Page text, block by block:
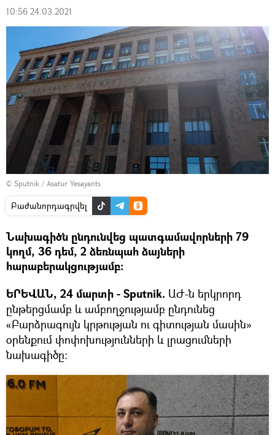
10:56 24.03.2021
© Sputnik / Asatur Yesayants
Բաժանորդագրվել
Նախագիծն ընդունվեց պատգամավորների 79
կողմ, 36 դեմ, 2 ձեռնպահ ձայների
հարաբերակցությամբ։
ԵՐԵՎԱՆ, 24 մարտի - Sputnik. ԱԺ-ն երկրորդ
ընթերցմամբ և ամբողջությամբ ընդունեց
«Բարձրագույն կրթության ու գիտության մասին»
օրենքում փոփոխությունների և լրացումների
նախագիծը: